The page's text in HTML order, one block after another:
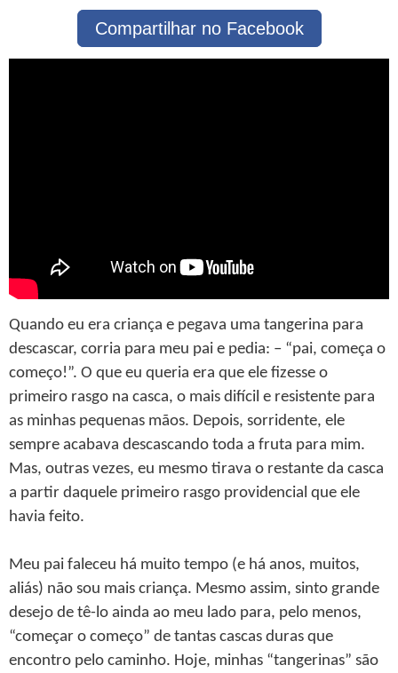
Compartilhar no Facebook
Quando eu era criança e pegava uma tangerina para
descascar, corria para meu pai e pedia: – “pai, começa o
começo!”. O que eu queria era que ele fizesse o
primeiro rasgo na casca, o mais difícil e resistente para
as minhas pequenas mãos. Depois, sorridente, ele
sempre acabava descascando toda a fruta para mim.
Mas, outras vezes, eu mesmo tirava o restante da casca
a partir daquele primeiro rasgo providencial que ele
havia feito.
Meu pai faleceu há muito tempo (e há anos, muitos,
aliás) não sou mais criança. Mesmo assim, sinto grande
desejo de tê-lo ainda ao meu lado para, pelo menos,
“começar o começo” de tantas cascas duras que
encontro pelo caminho. Hoje, minhas “tangerinas” são